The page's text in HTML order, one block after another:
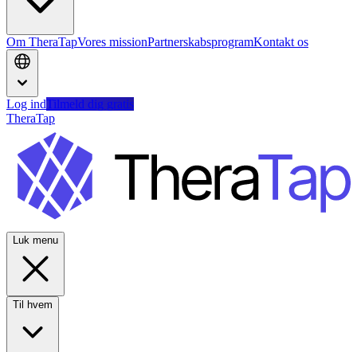
Om TheraTapVores missionPartnerskabsprogramKontakt os
Log indTilmeld dig gratis
TheraTap
Luk menu
Til hvem